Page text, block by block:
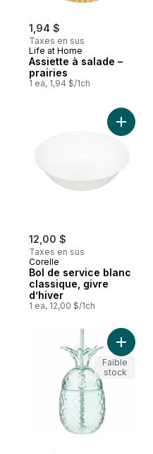
1,94 $
Taxes en sus
Life at Home
Assiette à salade –
prairies
1 ea, 1,94 $/1ch
12,00 $
Taxes en sus
Corelle
Bol de service blanc
classique, givre
d’hiver
1 ea, 12,00 $/1ch
Faible
stock